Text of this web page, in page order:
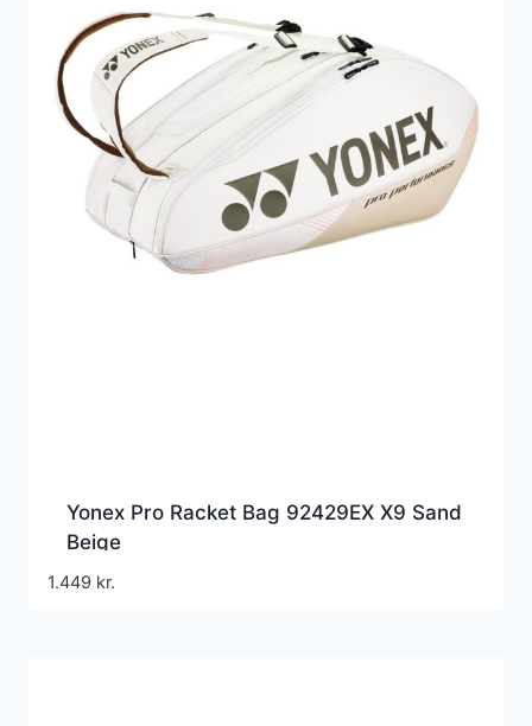
Yonex Pro Racket Bag 92429EX X9 Sand
Beige
1.449 kr.